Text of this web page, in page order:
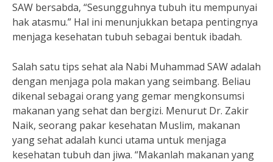
SAW bersabda, “Sesungguhnya tubuh itu mempunyai
hak atasmu.” Hal ini menunjukkan betapa pentingnya
menjaga kesehatan tubuh sebagai bentuk ibadah.
Salah satu tips sehat ala Nabi Muhammad SAW adalah
dengan menjaga pola makan yang seimbang. Beliau
dikenal sebagai orang yang gemar mengkonsumsi
makanan yang sehat dan bergizi. Menurut Dr. Zakir
Naik, seorang pakar kesehatan Muslim, makanan
yang sehat adalah kunci utama untuk menjaga
kesehatan tubuh dan jiwa. “Makanlah makanan yang